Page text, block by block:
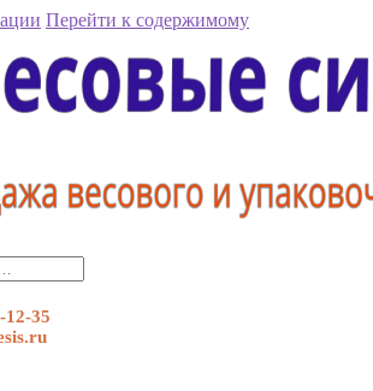
Перейти к содержимому
12-35